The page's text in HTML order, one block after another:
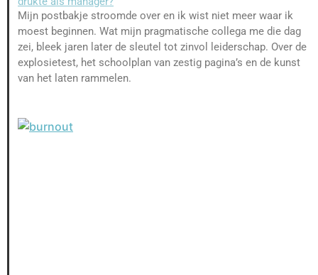
Mijn postbakje stroomde over en ik wist niet meer waar ik
moest beginnen. Wat mijn pragmatische collega me die dag
zei, bleek jaren later de sleutel tot zinvol leiderschap. Over de
explosietest, het schoolplan van zestig pagina’s en de kunst
van het laten rammelen.